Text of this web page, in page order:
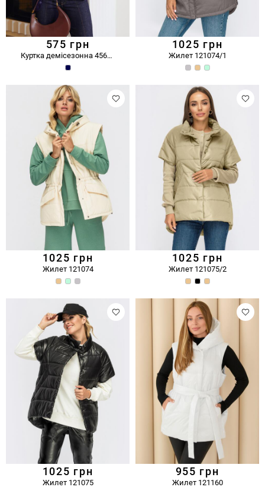
575 грн
Куртка демісезонна 45629
1025 грн
Жилет 121074/1
1025 грн
Жилет 121074
1025 грн
Жилет 121075/2
1025 грн
Жилет 121075
955 грн
Жилет 121160